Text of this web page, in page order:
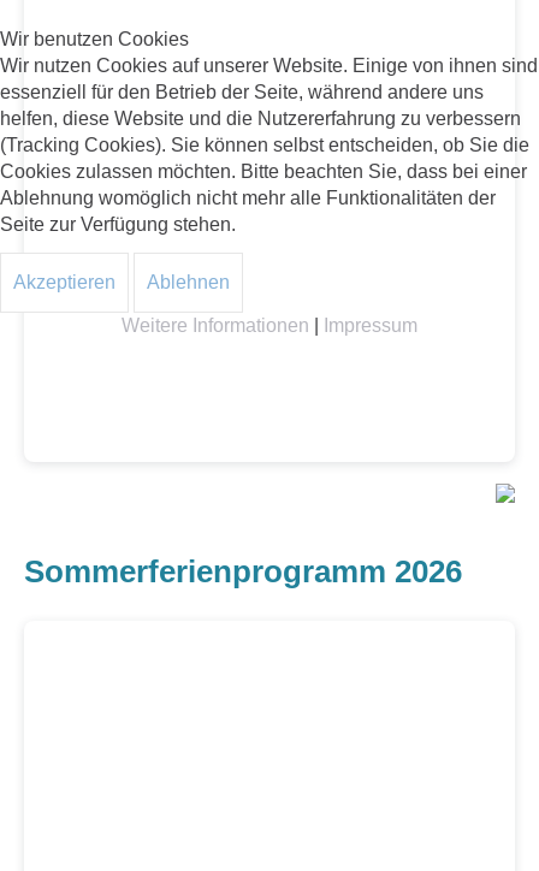
Sommerferienprogramm 2026
Wir benutzen Cookies
Wir nutzen Cookies auf unserer Website. Einige von ihnen sind
essenziell für den Betrieb der Seite, während andere uns
helfen, diese Website und die Nutzererfahrung zu verbessern
(Tracking Cookies). Sie können selbst entscheiden, ob Sie die
Cookies zulassen möchten. Bitte beachten Sie, dass bei einer
Ablehnung womöglich nicht mehr alle Funktionalitäten der
Seite zur Verfügung stehen.
Akzeptieren Ablehnen
Weitere Informationen Impressum